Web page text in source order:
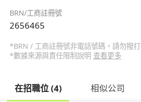
BRN/工商註冊號
2656465
*BRN / 工商註冊號非電話號碼，請勿撥打
*數據來源與責任限制說明 查看更多
在招職位 (4) 相似公司